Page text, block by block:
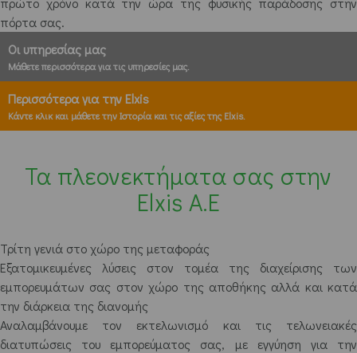
πόρτα σας.
Οι υπηρεσίας μας
Μάθετε περισσότερα για τις υπηρεσίες μας.
Περισσότερα για την Elxis
Κάντε κλικ και μάθετε την Ιστορία και τις αξίες της Elxis.
Τα πλεονεκτήματα σας στην
Elxis A.E
Τρίτη γενιά στο χώρο της μεταφοράς
Εξατομικευμένες λύσεις στον τομέα της διαχείρισης των
εμπορευμάτων σας στον χώρο της αποθήκης αλλά και κατά
την διάρκεια της διανομής
Αναλαμβάνουμε τον εκτελωνισμό και τις τελωνειακές
διατυπώσεις του εμπορεύματος σας, με εγγύηση για την